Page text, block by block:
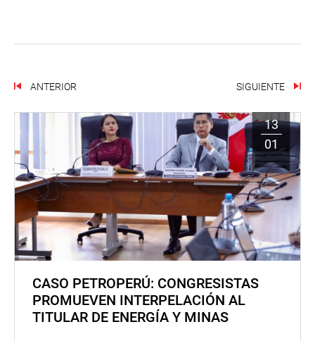
ANTERIOR SIGUIENTE
13
01
CASO PETROPERÚ: CONGRESISTAS
PROMUEVEN INTERPELACIÓN AL
TITULAR DE ENERGÍA Y MINAS